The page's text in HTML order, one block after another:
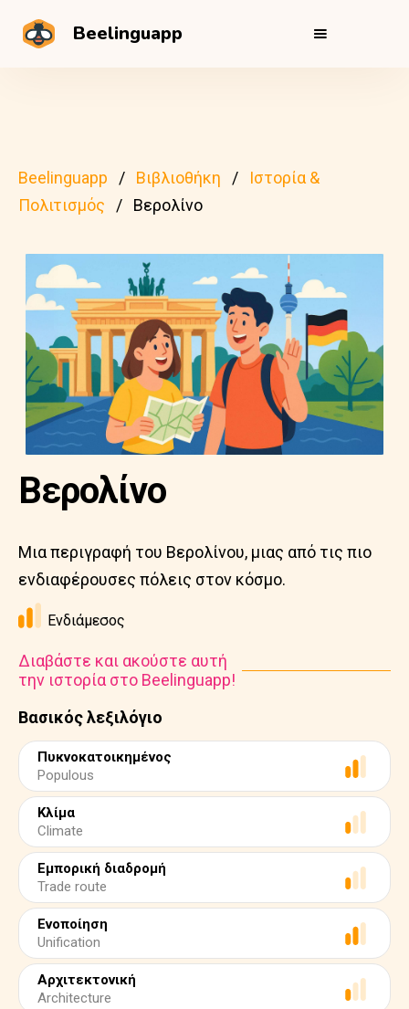
Beelinguapp
Beelinguapp Βιβλιοθήκη
Ιστορία &
Πολιτισμός
Βερολίνο
Βασικός λεξιλόγιο
Πυκνοκατοικημένος
Populous
Κλίμα
Climate
Εμπορική διαδρομή
Trade route
Ενοποίηση
Unification
Αρχιτεκτονική
Architecture
Βερολίνο
Μια περιγραφή του Βερολίνου, μιας από τις πιο
ενδιαφέρουσες πόλεις στον κόσμο.
Ενδιάμεσος
Διαβάστε και ακούστε αυτή
την ιστορία στο Beelinguapp!